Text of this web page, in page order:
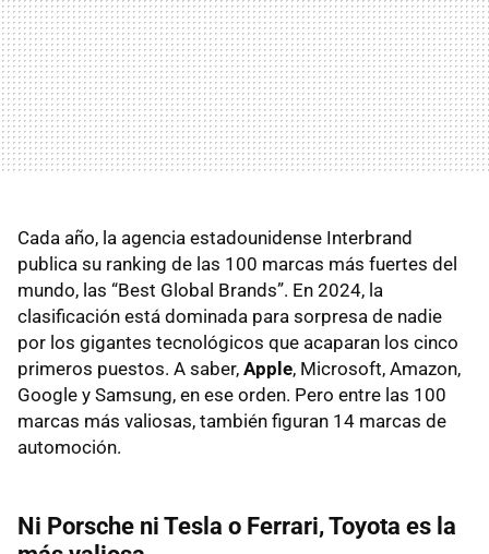
Cada año, la agencia estadounidense Interbrand
publica su ranking de las 100 marcas más fuertes del
mundo, las “Best Global Brands”. En 2024, la
clasificación está dominada para sorpresa de nadie
por los gigantes tecnológicos que acaparan los cinco
primeros puestos. A saber, Apple, Microsoft, Amazon,
Google y Samsung, en ese orden. Pero entre las 100
marcas más valiosas, también figuran 14 marcas de
automoción.
Ni Porsche ni Tesla o Ferrari, Toyota es la